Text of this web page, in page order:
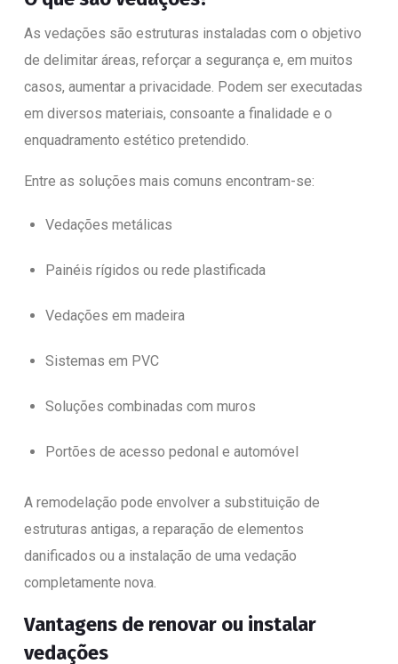
As vedações são estruturas instaladas com o objetivo
de delimitar áreas, reforçar a segurança e, em muitos
casos, aumentar a privacidade. Podem ser executadas
em diversos materiais, consoante a finalidade e o
enquadramento estético pretendido.
Entre as soluções mais comuns encontram-se:
Vedações metálicas
Painéis rígidos ou rede plastificada
Vedações em madeira
Sistemas em PVC
Soluções combinadas com muros
Portões de acesso pedonal e automóvel
A remodelação pode envolver a substituição de
estruturas antigas, a reparação de elementos
danificados ou a instalação de uma vedação
completamente nova.
Vantagens de renovar ou instalar
vedações